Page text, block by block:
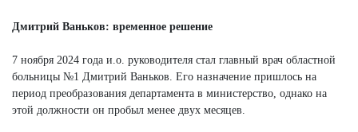
Дмитрий Ваньков: временное решение
7 ноября 2024 года и.о. руководителя стал главный врач областной
больницы №1 Дмитрий Ваньков. Его назначение пришлось на
период преобразования департамента в министерство, однако на
этой должности он пробыл менее двух месяцев.